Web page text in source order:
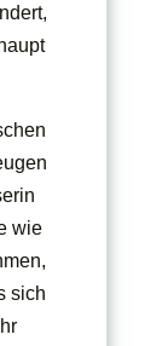
wie
sich